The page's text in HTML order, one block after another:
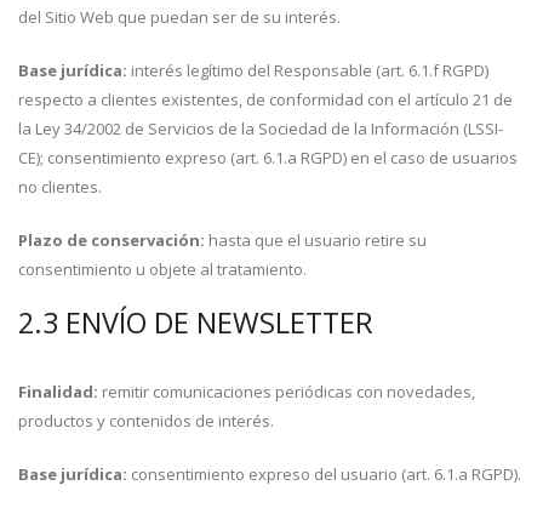
del Sitio Web que puedan ser de su interés.
Base jurídica: interés legítimo del Responsable (art. 6.1.f RGPD)
respecto a clientes existentes, de conformidad con el artículo 21 de
la Ley 34/2002 de Servicios de la Sociedad de la Información (LSSI-
CE); consentimiento expreso (art. 6.1.a RGPD) en el caso de usuarios
no clientes.
Plazo de conservación: hasta que el usuario retire su
consentimiento u objete al tratamiento.
2.3 ENVÍO DE NEWSLETTER
Finalidad: remitir comunicaciones periódicas con novedades,
productos y contenidos de interés.
Base jurídica: consentimiento expreso del usuario (art. 6.1.a RGPD).